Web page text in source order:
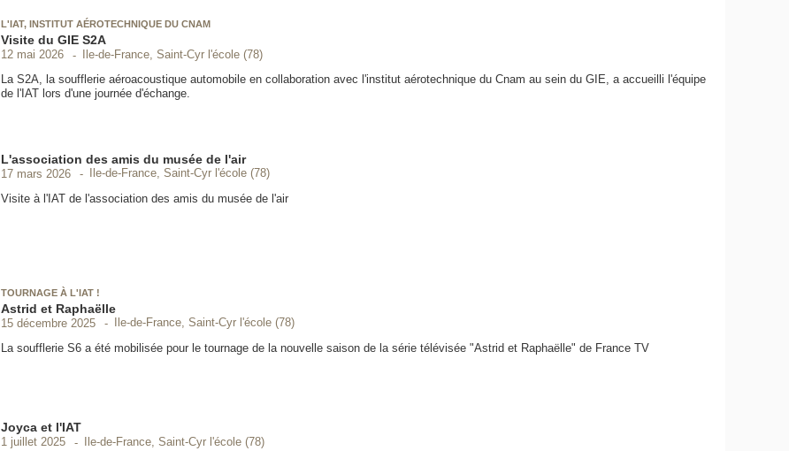
L'IAT, INSTITUT AÉROTECHNIQUE DU CNAM
Visite du GIE S2A
12 mai 2026
Ile-de-France, Saint-Cyr l'école (78)
La S2A, la soufflerie aéroacoustique automobile en collaboration avec l'institut aérotechnique du Cnam au sein du GIE, a accueilli l'équipe
de l'IAT lors d'une journée d'échange.
L'association des amis du musée de l'air
17 mars 2026
Ile-de-France, Saint-Cyr l'école (78)
Visite à l'IAT de l'association des amis du musée de l'air
TOURNAGE À L'IAT !
Astrid et Raphaëlle
15 décembre 2025
Ile-de-France, Saint-Cyr l'école (78)
La soufflerie S6 a été mobilisée pour le tournage de la nouvelle saison de la série télévisée "Astrid et Raphaëlle" de France TV
Joyca et l'IAT
1 juillet 2025
Ile-de-France, Saint-Cyr l'école (78)